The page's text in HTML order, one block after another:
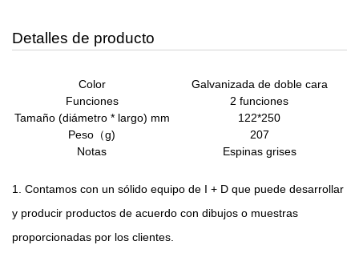
Detalles de producto
Color
Galvanizada de doble cara
Funciones
2 funciones
Tamaño (diámetro * largo) mm
122*250
Peso（g)
207
Notas
Espinas grises
1. Contamos con un sólido equipo de I + D que puede desarrollar
y producir productos de acuerdo con dibujos o muestras
proporcionadas por los clientes.